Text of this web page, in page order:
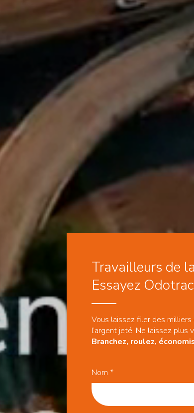
Travailleurs de
Essayez
Vous laissez filer des milliers
l’argent jeté. Ne laissez plus
Branchez, roulez,
Nom *